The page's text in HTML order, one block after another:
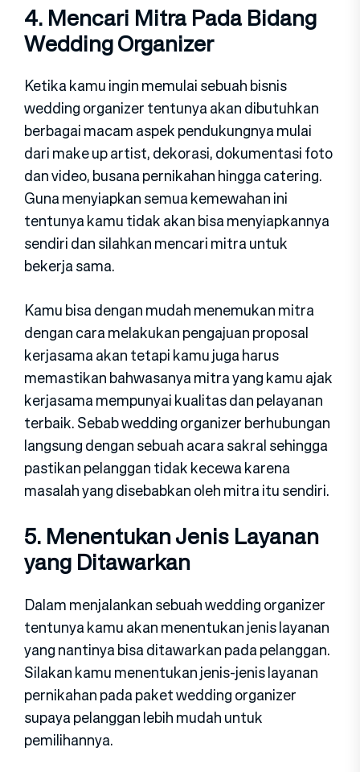
4. Mencari Mitra Pada Bidang
Wedding Organizer
Ketika kamu ingin memulai sebuah bisnis
wedding organizer tentunya akan dibutuhkan
berbagai macam aspek pendukungnya mulai
dari make up artist, dekorasi, dokumentasi foto
dan video, busana pernikahan hingga catering.
Guna menyiapkan semua kemewahan ini
tentunya kamu tidak akan bisa menyiapkannya
sendiri dan silahkan mencari mitra untuk
bekerja sama.
Kamu bisa dengan mudah menemukan mitra
dengan cara melakukan pengajuan proposal
kerjasama akan tetapi kamu juga harus
memastikan bahwasanya mitra yang kamu ajak
kerjasama mempunyai kualitas dan pelayanan
terbaik. Sebab wedding organizer berhubungan
langsung dengan sebuah acara sakral sehingga
pastikan pelanggan tidak kecewa karena
masalah yang disebabkan oleh mitra itu sendiri.
5. Menentukan Jenis Layanan
yang Ditawarkan
Dalam menjalankan sebuah wedding organizer
tentunya kamu akan menentukan jenis layanan
yang nantinya bisa ditawarkan pada pelanggan.
Silakan kamu menentukan jenis-jenis layanan
pernikahan pada paket wedding organizer
supaya pelanggan lebih mudah untuk
pemilihannya.